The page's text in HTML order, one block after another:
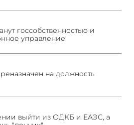
госсобственностью и
управление
на должность
выйти из ОДКБ и ЕАЭС, а